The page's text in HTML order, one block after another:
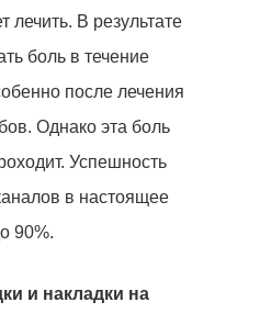
лечить. В результате
боль в течение
после лечения
Однако эта боль
Успешность
в настоящее
90%.
и накладки на